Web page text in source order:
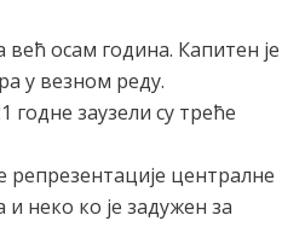
осам година. Капитен је
у везном реду.
заузели су треће
централне
неко ко је задужен за